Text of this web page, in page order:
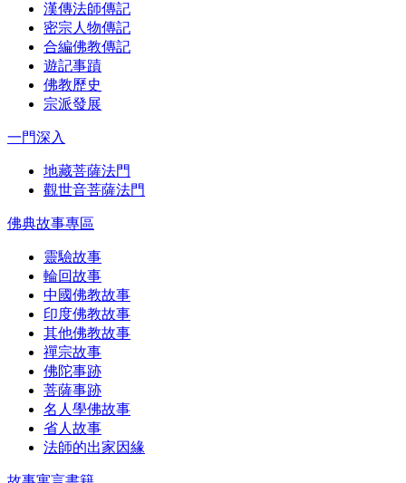
漢傳法師傳記
密宗人物傳記
合編佛教傳記
遊記事蹟
佛教歷史
宗派發展
一門深入
地藏菩薩法門
觀世音菩薩法門
佛典故事專區
靈驗故事
輪回故事
中國佛教故事
印度佛教故事
其他佛教故事
禪宗故事
佛陀事跡
菩薩事跡
名人學佛故事
省人故事
法師的出家因緣